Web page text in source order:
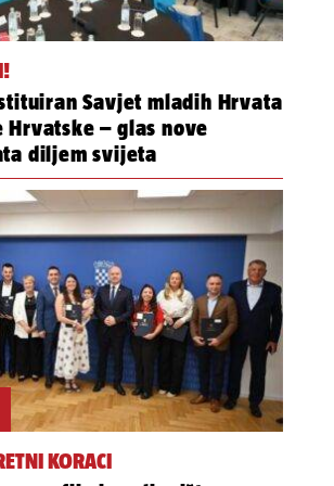
Savjet mladih Hrvata
Hrvatske – glas nove
diljem svijeta
KORACI